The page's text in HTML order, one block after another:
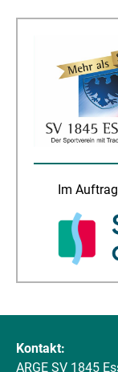
Im
Kontakt:
ARGE SV 1845